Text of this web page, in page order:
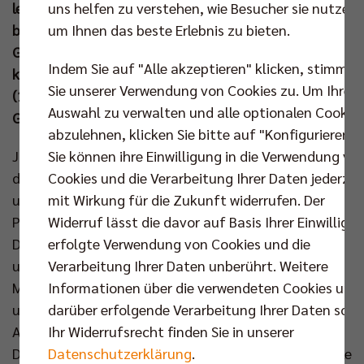
lediglich zwei abgegebenen Sätzen. Am Samstag
beginnt offiziell die VBL-Rückrunde mit dem
Gastspiel bei den Helios Grizzlys Giesen, doch zuvor
kommt in der CEV Champions League am Mittwoch
(18. Dez um 19.30 Uhr,www.br-volleys.de/tickets)
Greenyard Maaseik in die Max-Schmeling-Halle.
Joel Banks nutzte den zweiten Aufritt in Bayern in
dieser Woche, um seine Startformation ordentlich
umzubauen. Anders als noch vier Tage zuvor beim
Pokalsieg in Haching standen diesmal Jan Fornal,
Daniel Malescha, Adam Kowalski, Matthew Knigge
und Nehemiah Mote von Beginn an auf der Platte.
Mit ihnen waren die Nationalspieler Johannes Tille
und Moritz Reichert gefordert. Nachdem die Berliner
Annahme direkt Bekanntschaft mit der niedrigen
Deckenhöhe in der vollbesetzten Georg-Scherer-Halle
uns helfen zu verstehen, wie Besucher sie nutzen,
um Ihnen das beste Erlebnis zu bieten.
Indem Sie auf "Alle akzeptieren" klicken, stimmen
Sie unserer Verwendung von Cookies zu. Um Ihre
Auswahl zu verwalten und alle optionalen Cookies
abzulehnen, klicken Sie bitte auf "Konfigurieren".
Sie können ihre Einwilligung in die Verwendung
Cookies und die Verarbeitung Ihrer Daten
mit Wirkung für die Zukunft widerrufen. Der
Widerruf lässt die davor auf Basis Ihrer
erfolgte Verwendung von Cookies und die
Verarbeitung Ihrer Daten unberührt. Weitere
Informationen über die verwendeten Cookies und
darüber erfolgende Verarbeitung Ihrer Daten
Ihr Widerrufsrecht finden Sie in unserer
Datenschutzerklärung.